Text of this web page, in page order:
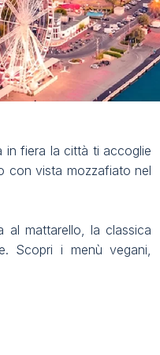
in fiera la città ti accoglie
con vista mozzafiato nel
al mattarello, la classica
Scopri i menù vegani,